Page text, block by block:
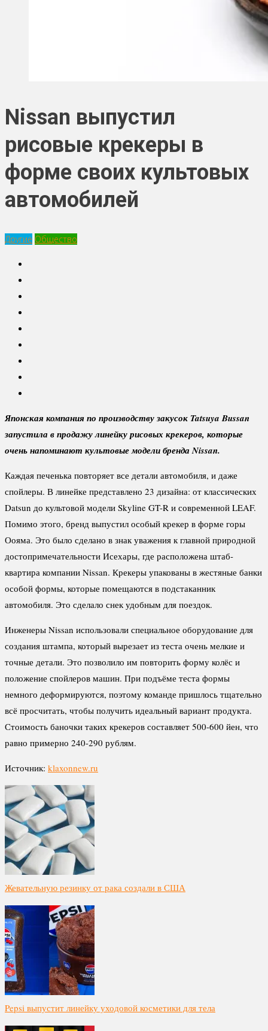
Nissan выпустил
рисовые крекеры в
форме своих культовых
автомобилей
Другие Общество
Японская компания по производству закусок Tatsuya Bussan
запустила в продажу линейку рисовых крекеров, которые
очень напоминают культовые модели бренда Nissan.
Каждая печенька повторяет все детали автомобиля, и даже
спойлеры. В линейке представлено 23 дизайна: от классических
Datsun до культовой модели Skyline GT-R и современной LEAF.
Помимо этого, бренд выпустил особый крекер в форме горы
Оояма. Это было сделано в знак уважения к главной природной
достопримечательности Исехары, где расположена штаб-
квартира компании Nissan. Крекеры упакованы в жестяные банки
особой формы, которые помещаются в подстаканник
автомобиля. Это сделало снек удобным для поездок.
Инженеры Nissan использовали специальное оборудование для
создания штампа, который вырезает из теста очень мелкие и
точные детали. Это позволило им повторить форму колёс и
положение спойлеров машин. При подъёме теста формы
немного деформируются, поэтому команде пришлось тщательно
всё просчитать, чтобы получить идеальный вариант продукта.
Стоимость баночки таких крекеров составляет 500-600 йен, что
равно примерно 240-290 рублям.
Источник: klaxonnew.ru
Жевательную резинку от рака создали в США
Pepsi выпустит линейку уходовой косметики для тела